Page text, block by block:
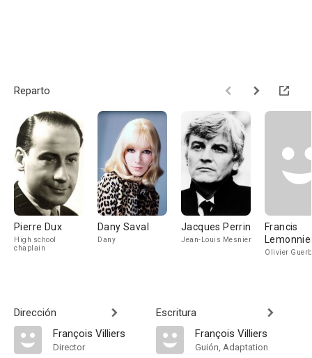
Reparto
Pierre Dux
High school
chaplain
Dany Saval
Dany
Jacques Perrin
Jean-Louis Mesnier
Francis
Olivier
Dirección
François Villiers
Director
Escritura
François Villiers
Guión, Adaptation